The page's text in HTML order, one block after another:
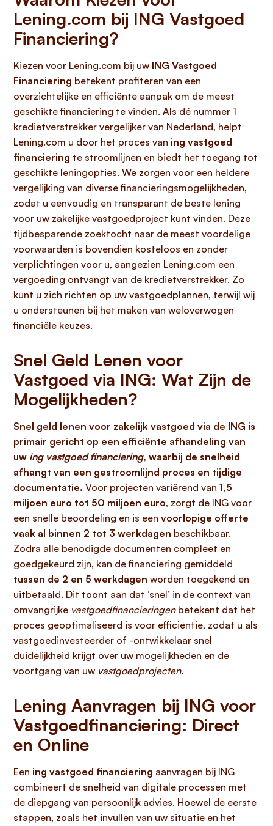
Lening.com bij ING Vastgoed
Financiering?
Kiezen voor Lening.com bij uw ING Vastgoed
Financiering betekent profiteren van een
overzichtelijke en efficiënte aanpak om de meest
geschikte financiering te vinden. Als dé nummer 1
kredietverstrekker vergelijker van Nederland, helpt
Lening.com u door het proces van ing vastgoed
financiering te stroomlijnen en biedt het toegang tot
geschikte leningopties. We zorgen voor een heldere
vergelijking van diverse financieringsmogelijkheden,
zodat u eenvoudig en transparant de beste lening
voor uw zakelijke vastgoedproject kunt vinden. Deze
tijdbesparende zoektocht naar de meest voordelige
voorwaarden is bovendien kosteloos en zonder
verplichtingen voor u, aangezien Lening.com een
vergoeding ontvangt van de kredietverstrekker. Zo
kunt u zich richten op uw vastgoedplannen, terwijl wij
u ondersteunen bij het maken van weloverwogen
financiële keuzes.
Snel Geld Lenen voor
Vastgoed via ING: Wat Zijn de
Mogelijkheden?
Snel geld lenen voor zakelijk vastgoed via de ING is
primair gericht op een efficiënte afhandeling van
uw ing vastgoed financiering, waarbij de snelheid
afhangt van een gestroomlijnd proces en tijdige
documentatie. Voor projecten variërend van 1,5
miljoen euro tot 50 miljoen euro, zorgt de ING voor
een snelle beoordeling en is een voorlopige offerte
vaak al binnen 2 tot 3 werkdagen beschikbaar.
Zodra alle benodigde documenten compleet en
goedgekeurd zijn, kan de financiering gemiddeld
tussen de 2 en 5 werkdagen worden toegekend en
uitbetaald. Dit toont aan dat ‘snel’ in de context van
omvangrijke vastgoedfinancieringenbetekent dat het
proces geoptimaliseerd is voor efficiëntie, zodat u als
vastgoedinvesteerder of -ontwikkelaar snel
duidelijkheid krijgt over uw mogelijkheden en de
voortgang van uw vastgoedprojecten.
Lening Aanvragen bij ING voor
Vastgoedfinanciering: Direct
en Online
Een ing vastgoed financiering aanvragen bij ING
combineert de snelheid van digitale processen met
de diepgang van persoonlijk advies. Hoewel de eerste
stappen, zoals het invullen van uw situatie en het